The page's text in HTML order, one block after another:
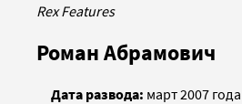
Rex Features
Роман Абрамович
Дата развода: март 2007 года